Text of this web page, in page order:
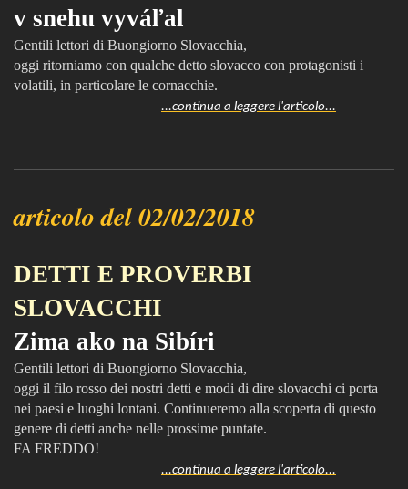
v snehu vyváľal
Gentili lettori di Buongiorno Slovacchia,
oggi ritorniamo con qualche detto slovacco con protagonisti i
volatili, in particolare le cornacchie.
...continua a leggere l'articolo...
articolo del 02/02/2018
DETTI E PROVERBI
SLOVACCHI
Zima ako na Sibíri
Gentili lettori di Buongiorno Slovacchia,
oggi il filo rosso dei nostri detti e modi di dire slovacchi ci porta
nei paesi e luoghi lontani. Continueremo alla scoperta di questo
genere di detti anche nelle prossime puntate.
FA FREDDO!
...continua a leggere l'articolo...